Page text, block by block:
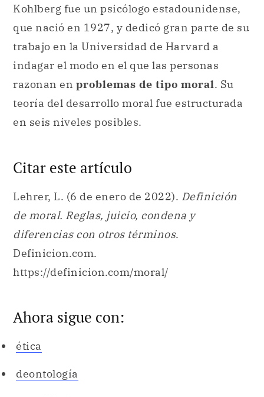
Kohlberg fue un psicólogo estadounidense,
que nació en 1927, y dedicó gran parte de su
trabajo en la Universidad de Harvard a
indagar el modo en el que las personas
razonan en problemas de tipo moral. Su
teoría del desarrollo moral fue estructurada
en seis niveles posibles.
Citar este artículo
Lehrer, L. (6 de enero de 2022). Definición
de moral. Reglas, juicio, condena y
diferencias con otros términos.
Definicion.com.
https://definicion.com/moral/
Ahora sigue con:
ética
deontología